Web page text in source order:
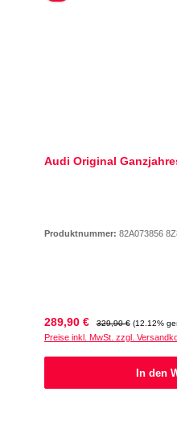
Audi Original
Produktnummer:
Verkaufspreis:
289,90 € Regulärer Preis:
329,90 € (12.12%
Preise inkl. MwSt. zzgl.
In den